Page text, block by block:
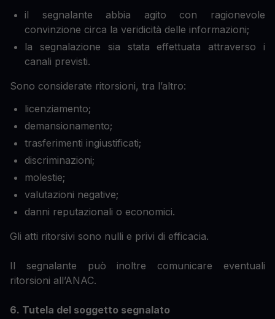
il segnalante abbia agito con ragionevole
convinzione circa la veridicità delle informazioni;
la segnalazione sia stata effettuata attraverso i
canali previsti.
Sono considerate ritorsioni, tra l’altro:
licenziamento;
demansionamento;
trasferimenti ingiustificati;
discriminazioni;
molestie;
valutazioni negative;
danni reputazionali o economici.
Gli atti ritorsivi sono nulli e privi di efficacia.
Il segnalante può inoltre comunicare eventuali
ritorsioni all’ANAC.
6. Tutela del soggetto segnalato